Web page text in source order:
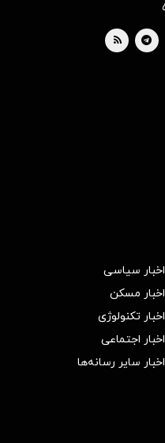
اخبار سیاسی
اخبار مسکن
اخبار تکنولوژی
اخبار اجتماعی
اخبار سایر رسانه‌‌ها